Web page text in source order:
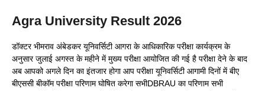
Agra University Result 2026
डॉक्टर भीमराव अंबेडकर यूनिवर्सिटी आगरा के आधिकारिक परीक्षा कार्यक्रम के
अनुसार जुलाई अगस्त के महीने में मुख्य परीक्षा आयोजित की गई है परीक्षा देने के बाद
अब आपको अगले दिन का इंतजार होगा आप परीक्षा यूनिवर्सिटी आगामी दिनों में बीए
बीएससी बीकॉम परीक्षा परिणाम घोषित करेगा सभीDBRAU का परिणाम सभी